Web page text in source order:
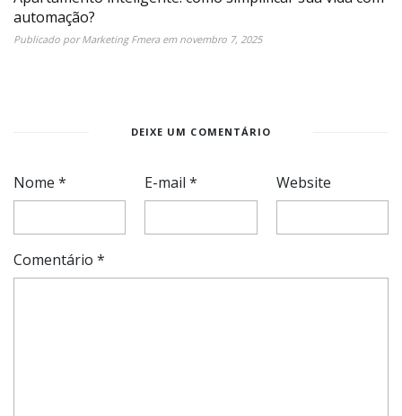
automação?
Publicado porMarketing Fmeraem novembro 7, 2025
DEIXE UM COMENTÁRIO
Nome * E-mail* Website
Comentário *